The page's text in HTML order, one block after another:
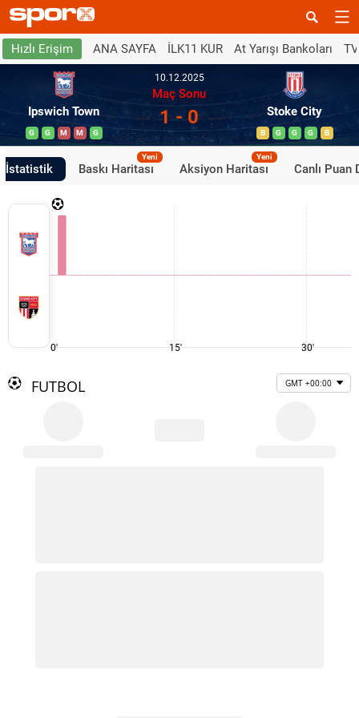
Hızlı Erişim ANA SAYFA İLK11 KUR At Yarışı Bankoları
Ipswich Town
G G M M G
10.12.2025
Maç Sonu
1 - 0 Stoke City
B G G G B
İstatistik Baskı Haritası
Yeni
Aksiyon Haritası
Yeni
Canlı Puan
0' 15' 30'
FUTBOL GMT +00:00